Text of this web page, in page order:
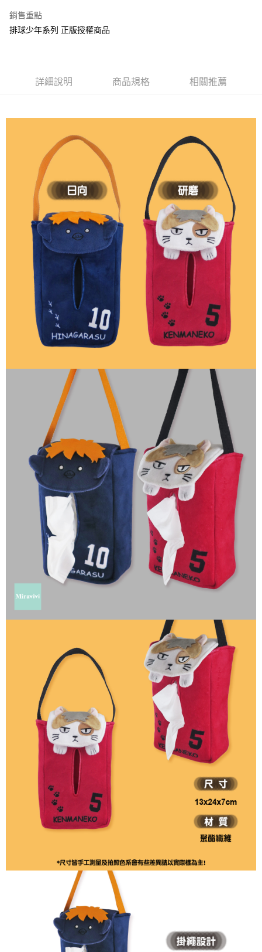
相關說明
AFTEE先享後付是「在收到商品之後才付款」的支付方式。 讓您購物簡單
３．安心：先確認商品／服務後，再付款。
結帳頁面，進行簡訊認證並確認金額後，即可完成結帳。
３．收到繳費通知簡訊後14天內，點擊此簡訊中的連結，可透過四大超商／
ATM／網路銀行／等多元方式進行付款，方視為交易完成。
※ 請注意：結帳手續完成當下不需立刻繳費，但若您需要取消訂單，請聯絡
購買商品的店家。未經商家同意取消之訂單仍視為有效，需透過AFTEE先享
後付繳納相關費用。
※ 交易是否成功請以「AFTEE先享後付 」之結帳頁面顯示為準，若有關於
是否繳費成功／繳費後需取消欲退款等相關疑問，請聯繫「AFTEE先享後付
客戶支援中心」https://netprotections.freshdesk.com/support/home
【注意事項】
１．透過由恩沛科技股份有限公司提供之「AFTEE先享後付」服務完成之交
易，需依本服務之必要範圍內提供個人資料，並將交易相關給付款項請求債
權轉讓予恩沛科技股份有限公司。
２．關於個人資料處理事宜，請瀏覽以下網址：
https://aftee.tw/terms/#terms3
３．未成年的使用者請事先徵得法定代理人或監護人之同意方可使用
「AFTEE先享後付」，若未經同意申辦者引起之損失，本公司不負相關責
４．使用「AFTEE先享後付」時，將依據個別帳號之用戶狀況，依本公司即
時審查核予不同之上限額度；若仍有額度不足之情形，本公司將視審查結果
請求用戶進行身份認證。
恩沛科技股份有限公司將有權停止該用戶之使用額度並採取法律行動。
ATM付款
全家付款取貨
付款後全家取貨
7-11付款取貨
每筆NT$60，滿NT$499(含以上)免運費
付款後7-11取貨
每筆NT$60，滿NT$499(含以上)免運費
每筆NT$120，滿NT$499(含以上)免運費
海外宅配 查看運費
銷售重點
排球少年系列 正版授權商品
詳細說明 商品規格 相關推薦